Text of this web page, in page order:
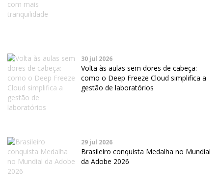
30 jul 2026
Volta às aulas sem dores de cabeça:
como o Deep Freeze Cloud simplifica a
gestão de laboratórios
29 jul 2026
Brasileiro conquista Medalha no Mundial
da Adobe 2026